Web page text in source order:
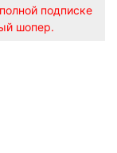
подписке
шопер.